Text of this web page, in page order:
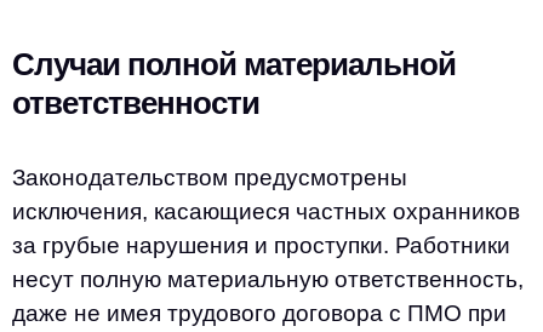
Случаи полной материальной
ответственности
Законодательством предусмотрены
исключения, касающиеся частных охранников
за грубые нарушения и проступки. Работники
несут полную материальную ответственность,
даже не имея трудового договора с ПМО при